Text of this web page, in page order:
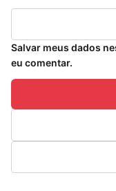
Salvar meus dados
eu comentar.